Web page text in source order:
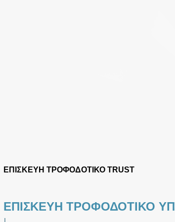
ΕΠΙΣΚΕΥΗ ΤΡΟΦΟΔΟΤΙΚΟ TRUST
ΕΠΙΣΚΕΥΗ ΤΡΟΦΟΔΟΤΙΚΟ